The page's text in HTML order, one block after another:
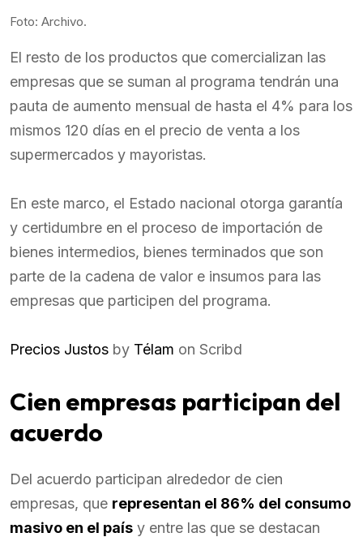
Foto: Archivo.
El resto de los productos que comercializan las
empresas que se suman al programa tendrán una
pauta de aumento mensual de hasta el 4% para los
mismos 120 días en el precio de venta a los
supermercados y mayoristas.
En este marco, el Estado nacional otorga garantía
y certidumbre en el proceso de importación de
bienes intermedios, bienes terminados que son
parte de la cadena de valor e insumos para las
empresas que participen del programa.
Precios Justos by Télam on Scribd
Cien empresas participan del
acuerdo
Del acuerdo participan alrededor de cien
empresas, que representan el 86% del consumo
masivo en el país y entre las que se destacan